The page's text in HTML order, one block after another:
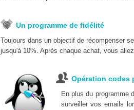
Un programme de fidélité
Toujours dans un objectif de récompenser
jusqu'à 10%. Après chaque achat, vous
Opération codes
En plus du programme
surveiller vos emails